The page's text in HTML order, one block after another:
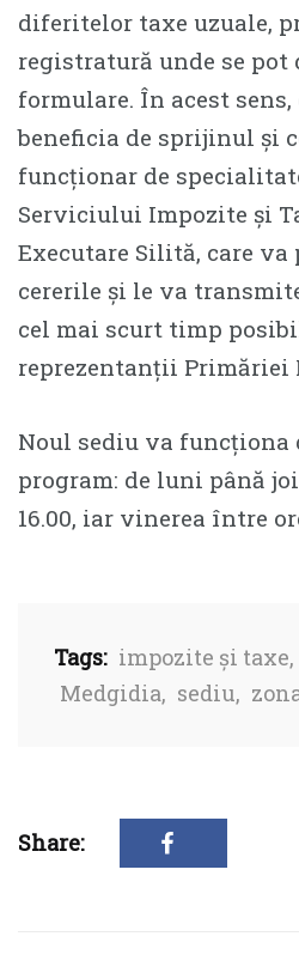
diferitelor taxe uzuale,
registratură unde se pot
formulare. În acest
beneficia de sprijinul și
funcționar de
Serviciului Impozite și
Executare Silită, care
cererile și le va
cel mai scurt timp
reprezentanții Primăriei
Noul sediu va funcționa
program: de luni până
16.00, iar vinerea între
Tags: impozite și taxe,
Medgidia, sediu,
Share: